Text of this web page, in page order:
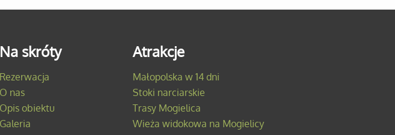
Na skróty
Rezerwacja
O nas
Opis obiektu
Galeria
Atrakcje
Małopolska w 14 dni
Stoki narciarskie
Trasy Mogielica
Wieża widokowa na Mogielicy